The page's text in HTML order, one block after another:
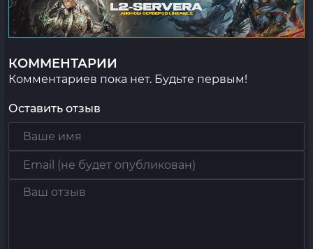
КОММЕНТАРИИ
Комментариев пока нет. Будьте первым!
Оставить отзыв